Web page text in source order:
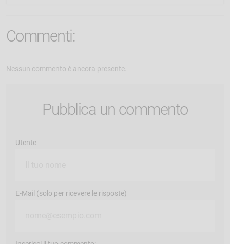
Commenti:
Nessun commento è ancora presente.
Pubblica un commento
Utente
E-Mail (solo per ricevere le risposte)